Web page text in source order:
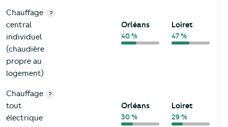
Chauffage
central
individuel
(chaudière
propre au
logement)
?
Orléans
40 %
Loiret
47 %
Chauffage
tout
électrique
?
Orléans
30 %
Loiret
29 %